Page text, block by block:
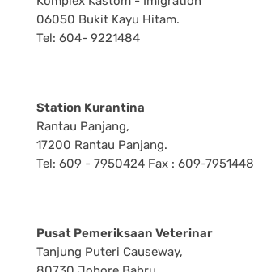
06050 Bukit Kayu Hitam.
Tel: 604- 9221484
Station Kurantina
Rantau Panjang,
17200 Rantau Panjang.
Tel: 609 - 7950424 Fax : 609-7951448
Pusat Pemeriksaan Veterinar
Tanjung Puteri Causeway,